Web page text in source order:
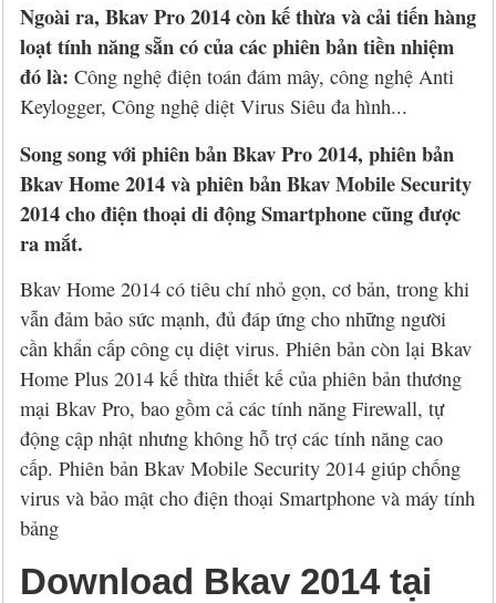
Ngoài ra, Bkav Pro 2014 còn kế thừa và cải tiến hàng
loạt tính năng sẵn có của các phiên bản tiền nhiệm
đó là: Công nghệ điện toán đám mây, công nghệ Anti
Keylogger, Công nghệ diệt Virus Siêu đa hình...
Song song với phiên bản Bkav Pro 2014, phiên bản
Bkav Home 2014 và phiên bản Bkav Mobile Security
2014 cho điện thoại di động Smartphone cũng được
ra mắt.
Bkav Home 2014 có tiêu chí nhỏ gọn, cơ bản, trong khi
vẫn đảm bảo sức mạnh, đủ đáp ứng cho những người
cần khẩn cấp công cụ diệt virus. Phiên bản còn lại Bkav
Home Plus 2014 kế thừa thiết kế của phiên bản thương
mại Bkav Pro, bao gồm cả các tính năng Firewall, tự
động cập nhật nhưng không hỗ trợ các tính năng cao
cấp. Phiên bản Bkav Mobile Security 2014 giúp chống
virus và bảo mật cho điện thoại Smartphone và máy tính
bảng
Download Bkav 2014 tại